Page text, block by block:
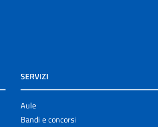
SERVIZI
Aule
Bandi e concorsi